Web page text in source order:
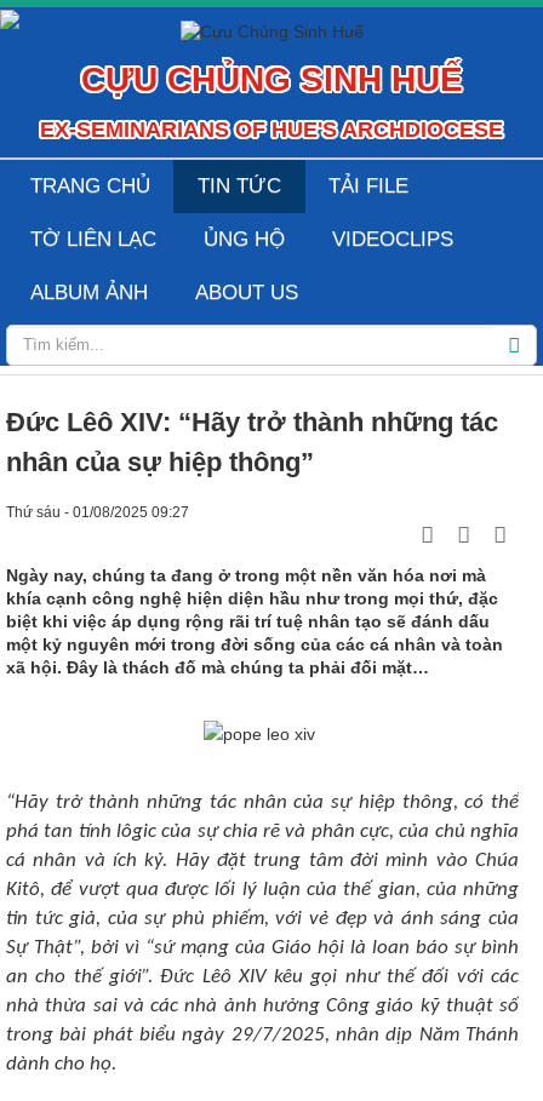
CỰU CHỦNG SINH HUẾ
EX-SEMINARIANS OF HUE'S ARCHDIOCESE
TRANG CHỦ TIN TỨC TẢI FILE
TỜ LIÊN LẠC ỦNG HỘ VIDEOCLIPS
ALBUM ẢNH ABOUT US
Đức Lêô XIV: “Hãy trở thành những tác
nhân của sự hiệp thông”
Thứ sáu - 01/08/2025 09:27
Ngày nay, chúng ta đang ở trong một nền văn hóa nơi mà
khía cạnh công nghệ hiện diện hầu như trong mọi thứ, đặc
biệt khi việc áp dụng rộng rãi trí tuệ nhân tạo sẽ đánh dấu
một kỷ nguyên mới trong đời sống của các cá nhân và toàn
xã hội. Đây là thách đố mà chúng ta phải đối mặt…
“Hãy trở thành những tác nhân của sự hiệp thông, có thể
phá tan tính lôgic của sự chia rẽ và phân cực, của chủ nghĩa
cá nhân và ích kỷ. Hãy đặt trung tâm đời mình vào Chúa
Kitô, để vượt qua được lối lý luận của thế gian, của những
tin tức giả, của sự phù phiếm, với vẻ đẹp và ánh sáng của
Sự Thật”, bởi vì “sứ mạng của Giáo hội là loan báo sự bình
an cho thế giới”. Đức Lêô XIV kêu gọi như thế đối với các
nhà thừa sai và các nhà ảnh hưởng Công giáo kỹ thuật số
trong bài phát biểu ngày 29/7/2025, nhân dịp Năm Thánh
dành cho họ.